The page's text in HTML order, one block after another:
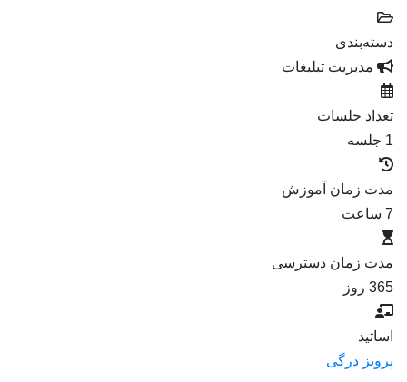
دسته‌بندی
مدیریت تبلیغات
تعداد جلسات
1 جلسه
مدت زمان آموزش
7 ساعت
مدت زمان دسترسی
365 روز
اساتید
پرویز درگی